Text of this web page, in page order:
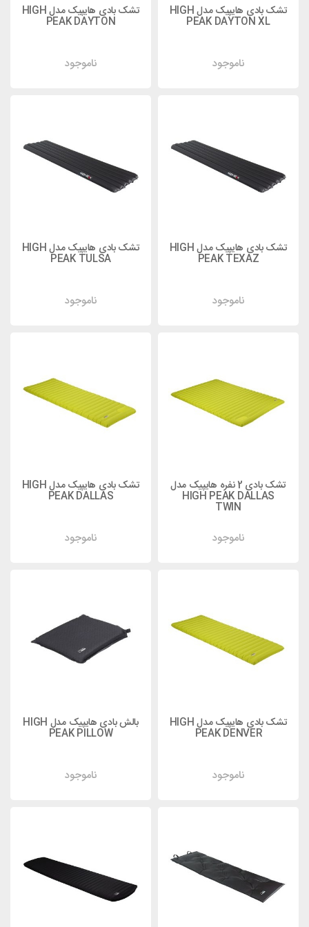
تشک بادی هایپیک مدل HIGH
PEAK DAYTON XL
ناموجود
تشک بادی هایپیک مدل HIGH
PEAK DAYTON
ناموجود
تشک بادی هایپیک مدل HIGH
PEAK TEXAZ
ناموجود
تشک بادی هایپیک مدل HIGH
PEAK TULSA
ناموجود
تشک بادی 2 نفره هایپیک مدل
HIGH PEAK DALLAS
TWIN
ناموجود
تشک بادی هایپیک مدل HIGH
PEAK DALLAS
ناموجود
تشک بادی هایپیک مدل HIGH
PEAK DENVER
ناموجود
بالش بادی هایپیک مدل HIGH
PEAK PILLOW
ناموجود